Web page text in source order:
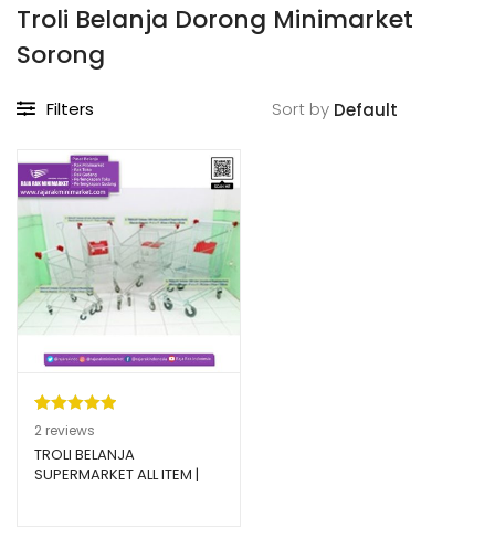
Troli Belanja Dorong Minimarket
Sorong
Filters Sort by
Peringkat
5.00dari 5
berdasarka
2
2 reviews
TROLI BELANJA
SUPERMARKET ALL ITEM |